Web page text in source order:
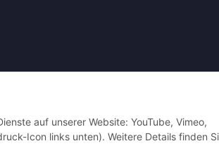
auf unserer Website: YouTube, Vimeo,
Icon links unten). Weitere Details finden